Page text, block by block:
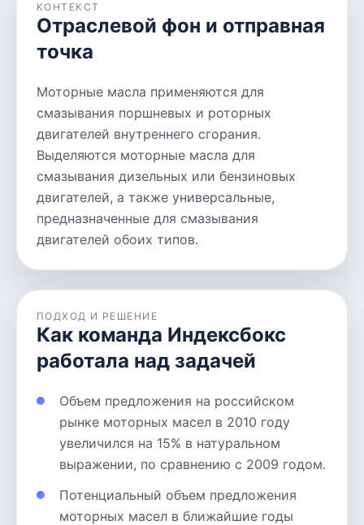
КОНТЕКСТ
Отраслевой фон и отправная
точка
Моторные масла применяются для
смазывания поршневых и роторных
двигателей внутреннего сгорания.
Выделяются моторные масла для
смазывания дизельных или бензиновых
двигателей, а также универсальные,
предназначенные для смазывания
двигателей обоих типов.
ПОДХОД И РЕШЕНИЕ
Как команда Индексбокс
работала над задачей
Объем предложения на российском
рынке моторных масел в 2010 году
увеличился на 15% в натуральном
выражении, по сравнению с 2009 годом.
Потенциальный объем предложения
моторных масел в ближайшие годы